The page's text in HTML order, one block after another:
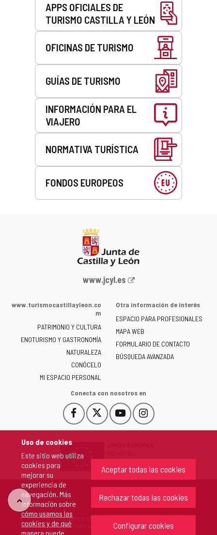
Uso de cookies
Este sitio web utiliza
cookies para
mejorar su
experiencia de
navegación. Más
información sobre
cómo usamos las
cookies y de qué
manera puede
Aceptar todas las cookies
Rechazar todas las cookies
Configurar cookies
APPS OFICIALES DE
TURISMO CASTILLA Y LEÓN
OFICINAS DE TURISMO
GUÍAS DE TURISMO
INFORMACIÓN PARA EL
VIAJERO
NORMATIVA TURÍSTICA
FONDOS EUROPEOS
Portal
la
de
Castilla
y
León
-
www.jcyl.es
www.turismocastillayleon.co
m
PATRIMONIO Y CULTURA
ENOTURISMO Y GASTRONOMÍA
NATURALEZA
CONÓCELO
MI ESPACIO PERSONAL
Otra información de interés
ESPACIO PARA PROFESIONALES
MAPA WEB
FORMULARIO DE CONTACTO
BÚSQUEDA AVANZADA
Conecta con nosotros en
Facebook
Este
enlace
en
nueva.
Este
enlace
una
ventana
nueva.
YouTube
Este
enlace
una
ventana
nueva.
Instagram
Este
enlace
una
ventana
nueva.
"Volver
arriba"
Copyright 2026 - Junta de Castilla y León
Todos los derechos reservados.